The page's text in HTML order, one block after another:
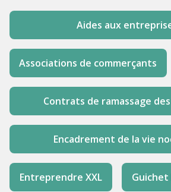
Aides aux
Associations de commerçants
Contrats de ramassage
Encadrement de la vie
Entreprendre XXL